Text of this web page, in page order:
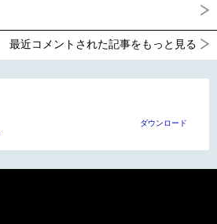
最近コメントされた記事をもっと見る
ダウンロード